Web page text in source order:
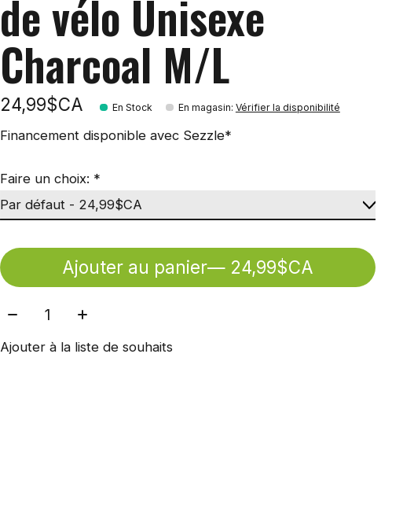
de vélo Unisexe
Charcoal M/L
24,99$CA En Stock En magasin: Vérifier la disponibilité
Financement disponible avec Sezzle*
Faire un choix: *
Ajouter au panier
— 24,99$CA
Quantité:
Ajouter à la liste de souhaits